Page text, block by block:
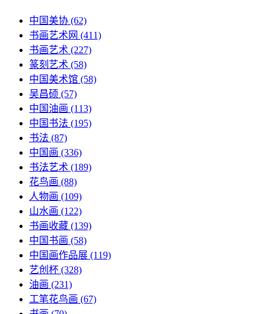
中国美协 (62)
书画艺术网 (411)
书画艺术 (227)
篆刻艺术 (58)
中国美术馆 (58)
吴昌硕 (57)
中国油画 (113)
中国书法 (195)
书法 (87)
中国画 (336)
书法艺术 (189)
花鸟画 (88)
人物画 (109)
山水画 (122)
书画收藏 (139)
中国书画 (58)
中国画作品展 (119)
艺创杯 (328)
油画 (231)
工笔花鸟画 (67)